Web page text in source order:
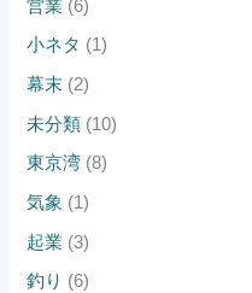
営業 (6)
小ネタ (1)
幕末 (2)
未分類 (10)
東京湾 (8)
気象 (1)
起業 (3)
釣り (6)